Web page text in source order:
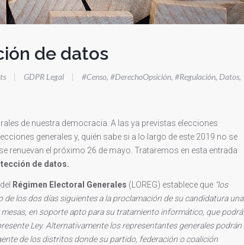
de datos
| GDPR Legal | #Censo, #DerechoOpsición, #Regulación, Datos,
de nuestra democracia. A las ya previstas elecciones
generales y, quién sabe si a lo largo de este 2019 no se
renuevan el próximo 26 de mayo. Trataremos en esta entrada
de datos.
Régimen Electoral Generales (LOREG) establece que “los
los dos días siguientes a la proclamación de su candidatura una
en soporte apto para su tratamiento informático, que podrá
Ley. Alternativamente los representantes generales podrán
de los distritos donde su partido, federación o coalición